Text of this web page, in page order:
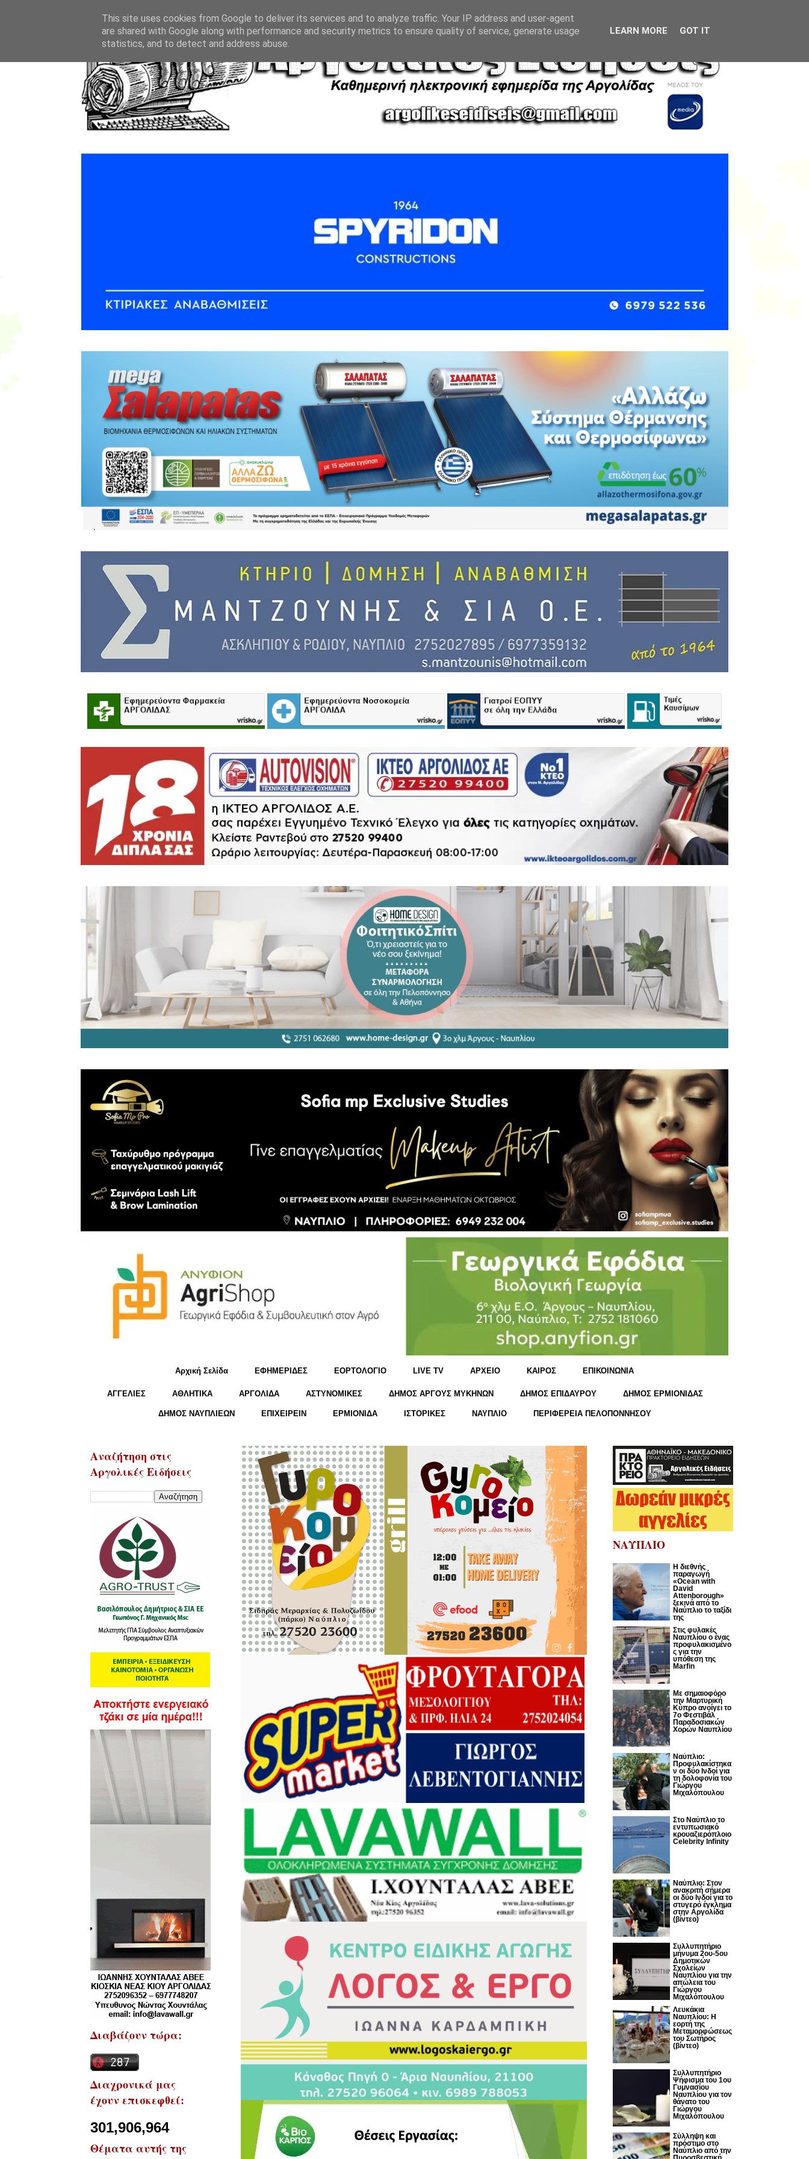
Αρχική Σελίδα ΕΦΗΜΕΡΙΔΕΣ ΕΟΡΤΟΛΟΓΙΟ LIVE TV ΑΡΧΕΙΟ KΑΙΡΟΣ ΕΠΙΚΟΙΝΩΝΙΑ
ΑΓΓΕΛΙΕΣ ΑΘΛΗΤΙΚΑ ΑΡΓΟΛΙΔΑ ΑΣΤΥΝΟΜΙΚΕΣ ΔΗΜΟΣ ΑΡΓΟΥΣ ΜΥΚΗΝΩΝ ΔΗΜΟΣ ΕΠΙΔΑΥΡΟΥ ΔΗΜΟΣ ΕΡΜΙΟΝΙΔΑΣ
ΔΗΜΟΣ ΝΑΥΠΛΙΕΩΝ ΕΠΙΧΕΙΡΕΙΝ ΕΡΜΙΟΝΙΔΑ ΙΣΤΟΡΙΚΕΣ ΝΑΥΠΛΙΟ ΠΕΡΙΦΕΡΕΙΑ ΠΕΛΟΠΟΝΝΗΣΟΥ
Αναζήτηση στις
Αργολικές Ειδήσεις
Διαβάζουν τώρα:
Διαχρονικά μας
έχουν επισκεφθεί:
301,906,964
Θέματα αυτής της
ΝΑΥΠΛΙΟ
Η διεθνής
παραγωγή
«Ocean with
David
Attenborough»
ξεκινά από το
Ναύπλιο το ταξίδι
της
Στις φυλακές
Ναυπλίου ο ένας
προφυλακισμένο
ς για την
υπόθεση της
Marfin
Με σημαιοφόρο
την Μαρτυρική
Κύπρο ανοίγει το
7ο Φεστιβάλ
Παραδοσιακών
Χορών Ναυπλίου
Ναύπλιο:
Προφυλακίστηκα
ν οι δύο Ινδοί για
τη δολοφονία του
Γιώργου
Μιχαλόπουλου
Στο Ναύπλιο το
εντυπωσιακό
κρουαζιερόπλοιο
Celebrity Infinity
Nαύπλιο: Στον
ανακριτή σήμερα
οι δύο Ινδοί για το
στυγερό έγκλημα
στην Αργολίδα
(βίντεο)
Συλλυπητήριο
μήνυμα 2ου-5ου
Δημοτικών
Σχολείων
Ναυπλίου για την
απώλεια του
Γιώργου
Μιχαλόπουλου
Λευκάκια
Ναυπλίου: Η
εορτή της
Μεταμορφώσεως
του Σωτήρος
(βίντεο)
Συλλυπητήριο
Ψήφισμα του 1ου
Γυμνασίου
Ναυπλίου για τον
θάνατο του
Γιώργου
Μιχαλόπουλου
Σύλληψη και
πρόστιμο στο
Ναύπλιο από την
This site uses cookies from Google to deliver its services and to analyze traffic. Your IP address and user-agent
are shared with Google along with performance and security metrics to ensure quality of service, generate usage
statistics, and to detect and address abuse.
LEARN MORE GOT IT